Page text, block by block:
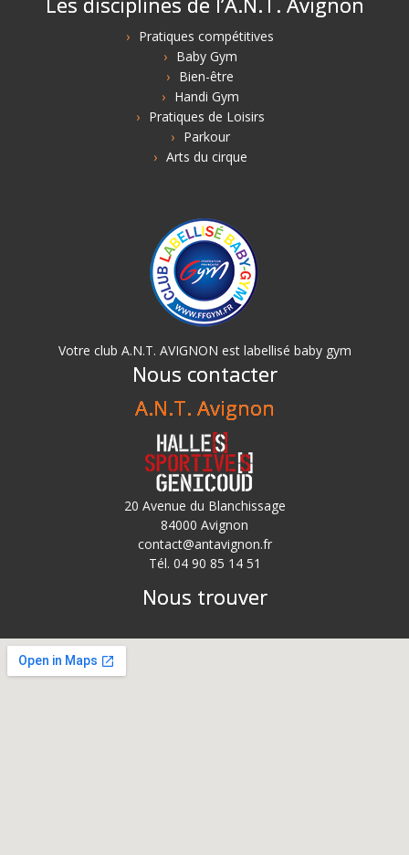
Pratiques compétitives
Baby Gym
Bien-être
Handi Gym
Pratiques de Loisirs
Parkour
Arts du cirque
Votre club A.N.T. AVIGNON est labellisé baby gym
Nous contacter
A.N.T. Avignon
20 Avenue du Blanchissage
84000 Avignon
contact@antavignon.fr
Tél. 04 90 85 14 51
Nous trouver